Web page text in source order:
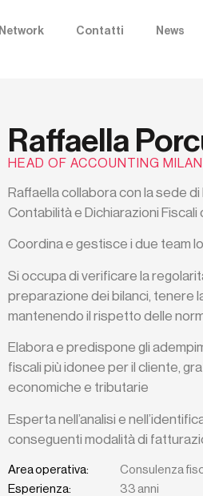
Network Contatti News
Raffaella
HEAD OF ACCOUNTING
Raffaella collabora con la sede di
Contabilità e Dichiarazioni Fiscali
Coordina e gestisce i due team
​Si occupa di verificare la
preparazione dei bilanci, tenere
mantenendo il rispetto delle
Elabora e predispone gli
fiscali più idonee per il cliente,
economiche e tributarie
Esperta nell’analisi e
conseguenti modalità di
Area operativa:
Consulenza
Esperienza:
33 anni